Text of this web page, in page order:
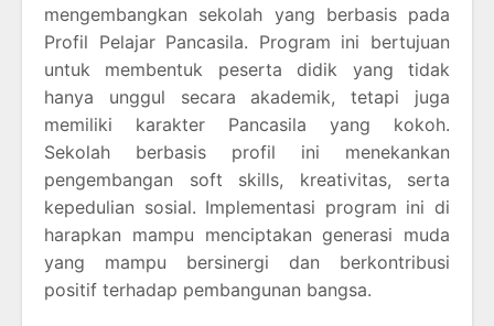
mengembangkan sekolah yang berbasis pada
Profil Pelajar Pancasila. Program ini bertujuan
untuk membentuk peserta didik yang tidak
hanya unggul secara akademik, tetapi juga
memiliki karakter Pancasila yang kokoh.
Sekolah berbasis profil ini menekankan
pengembangan soft skills, kreativitas, serta
kepedulian sosial. Implementasi program ini di
harapkan mampu menciptakan generasi muda
yang mampu bersinergi dan berkontribusi
positif terhadap pembangunan bangsa.